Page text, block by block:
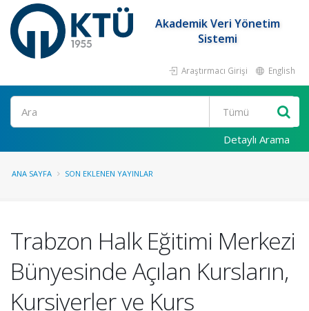
Akademik Veri Yönetim
Sistemi
Araştırmacı Girişi English
Ara
Detaylı Arama
ANA SAYFA SON EKLENEN YAYINLAR
Trabzon Halk Eğitimi Merkezi
Bünyesinde Açılan Kursların,
Kursiyerler ve Kurs